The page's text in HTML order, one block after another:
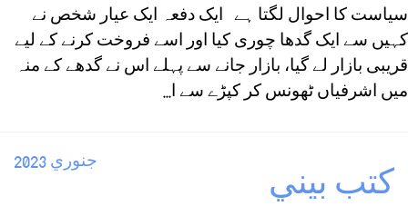
سیاست کا احوال لگتا ہے ایک دفعہ ایک عیار شخص نے
کہیں سے ایک گدھا چوری کیا اور اسے فروخت کرنے کے لیے
قریبی بازار لے گیا، بازار جانے سے پہلے اس نے گدھے کے منہ
میں اشرفیاں ٹھونس کر کپڑے سے ا...
جنوري 2023
كتب بيني